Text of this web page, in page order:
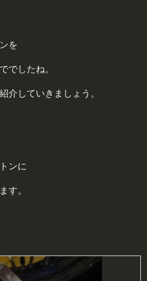
を
でしたね。
介していきましょう。
ンに
す。